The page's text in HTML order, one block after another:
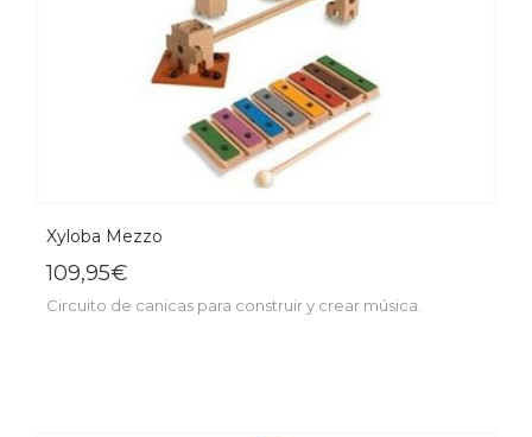
Xyloba Mezzo
109,95€
Circuito de canicas para construir y crear música.